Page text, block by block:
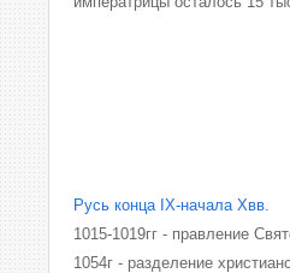
Русь конца IX-начала Xвв.
1015-1019гг - правление
1054г - разделение